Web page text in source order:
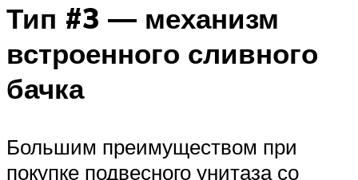
Тип #3 — механизм
встроенного сливного
бачка
Большим преимуществом при
покупке подвесного унитаза со